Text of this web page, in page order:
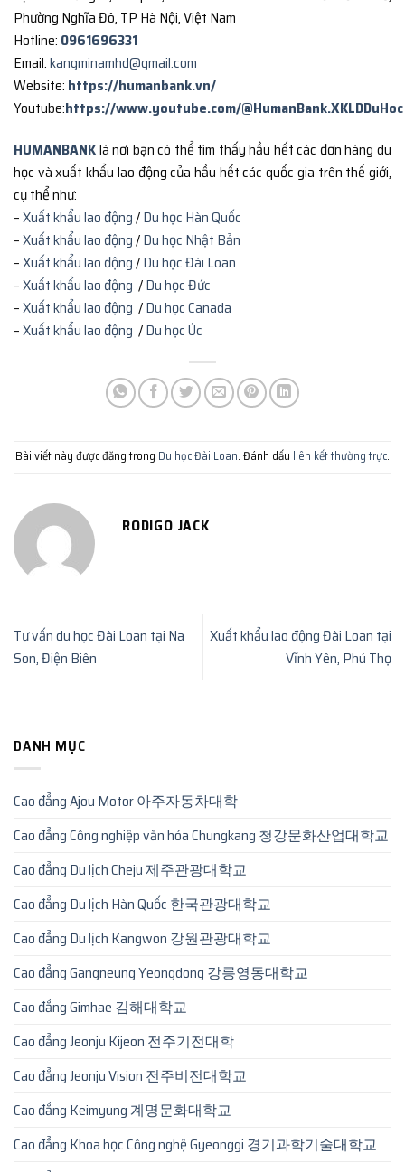
Phường Nghĩa Đô, TP Hà Nội, Việt Nam
Hotline: 0961696331
Email:kangminamhd@gmail.com
Website: https://humanbank.vn/
Youtube:https://www.youtube.com/@HumanBank.XKLDDuHoc
HUMANBANKlà nơi bạn có thể tìm thấy hầu hết các đơn hàng du
học và xuất khẩu lao động của hầu hết các quốc gia trên thế giới,
cụ thể như:
–Xuất khẩu lao động/Du học Hàn Quốc
–Xuất khẩu lao động/Du học Nhật Bản
–Xuất khẩu lao động/Du học Đài Loan
–Xuất khẩu lao động /Du học Đức
–Xuất khẩu lao động /Du học Canada
–Xuất khẩu lao động /Du học Úc
Bài viết này được đăng trong Du học Đài Loan. Đánh dấu liên kết thường trực.
RODIGO JACK
Tư vấn du học Đài Loan tại Na
Son, Điện Biên
Xuất khẩu lao động Đài Loan tại
Vĩnh Yên, Phú Thọ
DANH MỤC
Cao đẳng Ajou Motor 아주자동차대학
Cao đẳng Công nghiệp văn hóa Chungkang 청강문화산업대학교
Cao đẳng Du lịch Cheju 제주관광대학교
Cao đẳng Du lịch Hàn Quốc 한국관광대학교
Cao đẳng Du lịch Kangwon 강원관광대학교
Cao đẳng Gangneung Yeongdong 강릉영동대학교
Cao đẳng Gimhae 김해대학교
Cao đẳng Jeonju Kijeon 전주기전대학
Cao đẳng Jeonju Vision 전주비전대학교
Cao đẳng Keimyung 계명문화대학교
Cao đẳng Khoa học Công nghệ Gyeonggi 경기과학기술대학교